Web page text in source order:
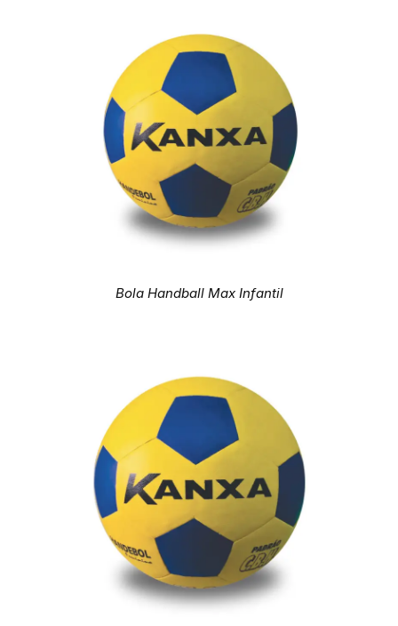
Bola Handball Max Infantil